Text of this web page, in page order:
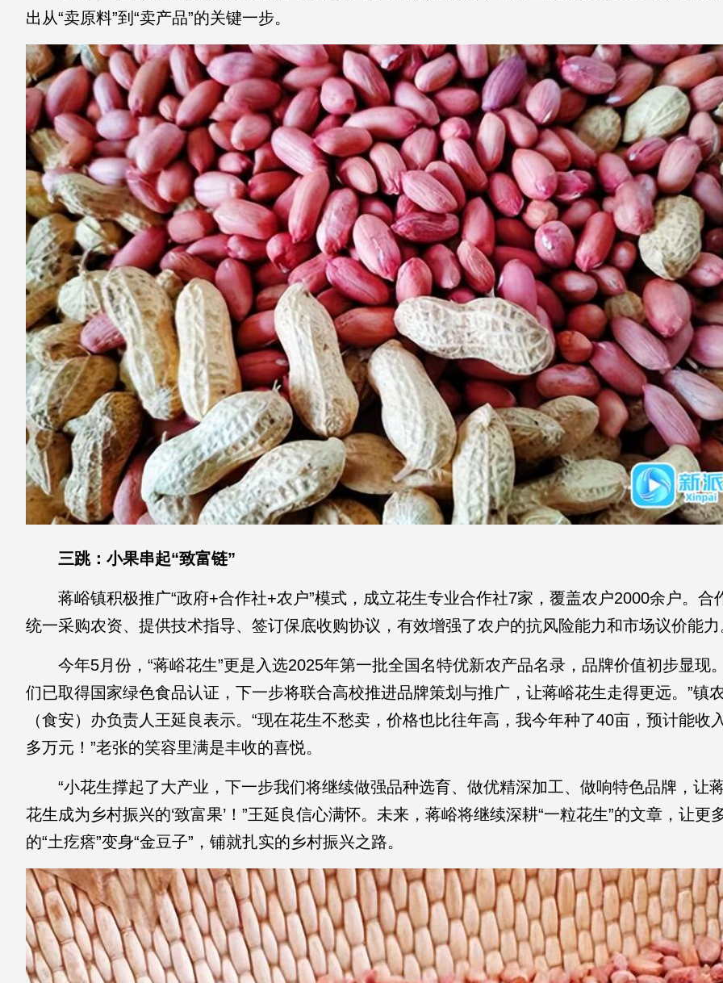
出从“卖原料”到“卖产品”的关键一步。
三跳：小果串起“致富链”
蒋峪镇积极推广“政府+合作社+农户”模式，成立花生专业合作社7家，覆盖农户2000余户。合
统一采购农资、提供技术指导、签订保底收购协议，有效增强了农户的抗风险能力和市场议价能力
今年5月份，“蒋峪花生”更是入选2025年第一批全国名特优新农产品名录，品牌价值初步显现
们已取得国家绿色食品认证，下一步将联合高校推进品牌策划与推广，让蒋峪花生走得更远。”镇
（食安）办负责人王延良表示。“现在花生不愁卖，价格也比往年高，我今年种了40亩，预计能收
多万元！”老张的笑容里满是丰收的喜悦。
“小花生撑起了大产业，下一步我们将继续做强品种选育、做优精深加工、做响特色品牌，让
花生成为乡村振兴的‘致富果’！”王延良信心满怀。未来，蒋峪将继续深耕“一粒花生”的文章，让更
的“土疙瘩”变身“金豆子”，铺就扎实的乡村振兴之路。